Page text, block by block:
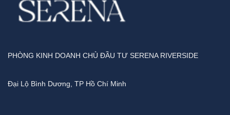
PHÒNG KINH DOANH CHỦ ĐẦU TƯ SERENA RIVERSIDE
Đại Lộ Bình Dương, TP Hồ Chí Minh